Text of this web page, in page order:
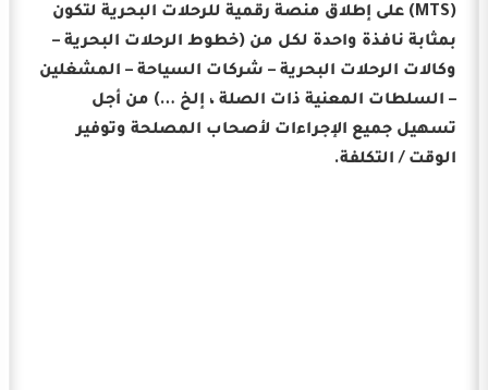
(MTS) على إطلاق منصة رقمية للرحلات البحرية لتكون
بمثابة نافذة واحدة لكل من (خطوط الرحلات البحرية –
وكالات الرحلات البحرية – شركات السياحة – المشغلين
– السلطات المعنية ذات الصلة ، إلخ …) من أجل
تسهيل جميع الإجراءات لأصحاب المصلحة وتوفير
الوقت / التكلفة.